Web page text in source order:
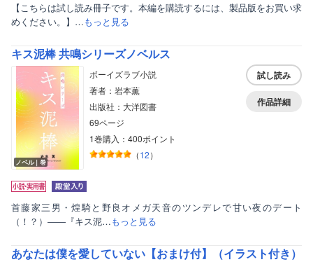
【こちらは試し読み冊子です。本編を購読するには、製品版をお買い求
めください。】…もっと見る
キス泥棒 共鳴シリーズノベルス
ノベル｜巻
ボーイズラブ小説
著者：岩本薫
出版社：大洋図書
69ページ
1巻購入：400ポイント
（12）
試し読み
作品詳細
首藤家三男・煌騎と野良オメガ天音のツンデレで甘い夜のデート
（！？）――『キス泥…もっと見る
あなたは僕を愛していない【おまけ付】（イラスト付き）